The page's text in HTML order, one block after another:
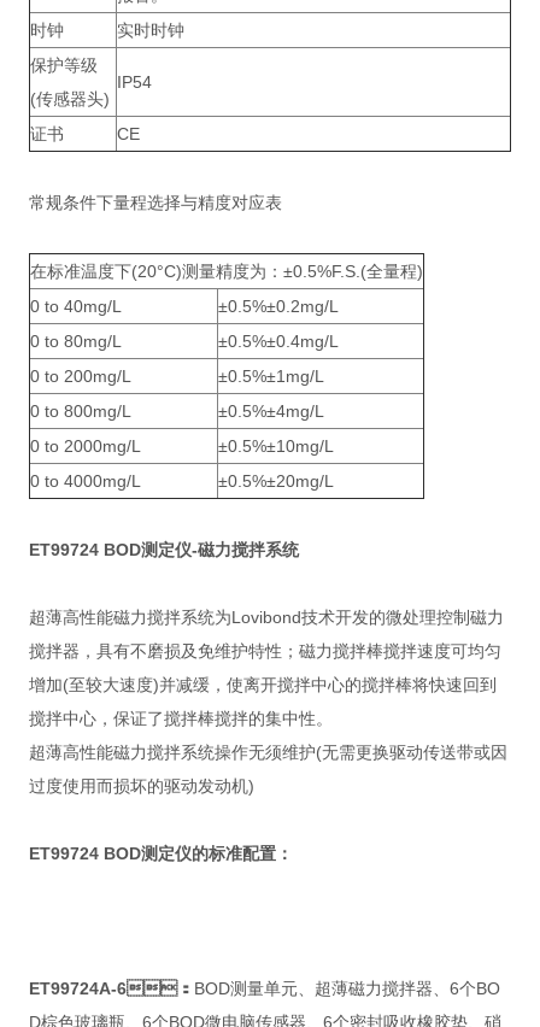
时钟
实时时钟
保护等级
(传感器头)
IP54
证书 CE
常规条件下量程选择与精度对应表
在标准温度下(20°C)测量精度为：±0.5%F.S.(全量程)
0 to 40mg/L
±0.5%±0.2mg/L
0 to 80mg/L
±0.5%±0.4mg/L
0 to 200mg/L
±0.5%±1mg/L
0 to 800mg/L
±0.5%±4mg/L
0 to 2000mg/L
±0.5%±10mg/L
0 to 4000mg/L
±0.5%±20mg/L
ET99724 BOD测定仪-磁力搅拌系统
超薄高性能磁力搅拌系统为Lovibond技术开发的微处理控制磁力
搅拌器，具有不磨损及免维护特性；磁力搅拌棒搅拌速度可均匀
增加(至较大速度)并减缓，使离开搅拌中心的搅拌棒将快速回到
搅拌中心，保证了搅拌棒搅拌的集中性。
超薄高性能磁力搅拌系统操作无须维护(无需更换驱动传送带或因
过度使用而损坏的驱动发动机)
ET99724 BOD测定仪的标准配置：
ET99724A-6： BOD测量单元、超薄磁力搅拌器、6个BO
D棕色玻璃瓶、6个BOD微电脑传感器、6个密封吸收橡胶垫、硝